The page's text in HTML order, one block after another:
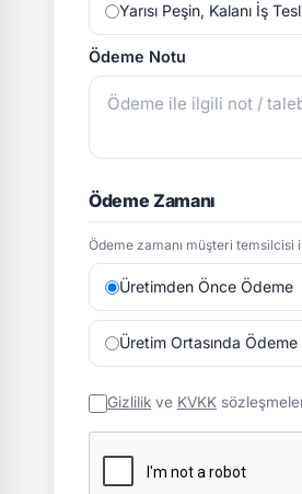
Yarısı Peşin, Kalanı İş
Ödeme Notu
Ödeme Zamanı
Ödeme zamanı müşteri temsilcisi
Üretimden Önce Ödeme
Üretim Ortasında Ödeme
Gizlilik ve KVKK